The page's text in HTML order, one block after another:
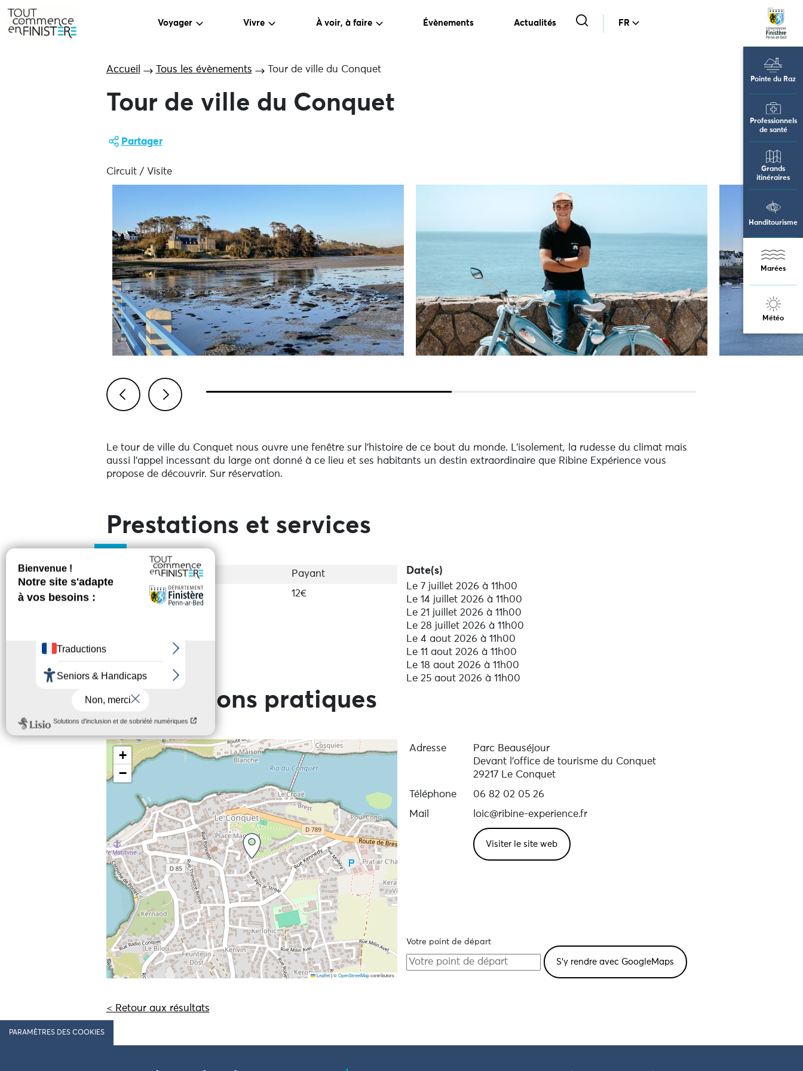
Voyager Vivre À voir, à faire Évènements Actualités FR
Pointe du Raz
Professionnels
de santé
Grands
itinéraires
Handitourisme
Marées
Météo
Accueil Tous les évènements Tour de ville du Conquet
Tour de ville du Conquet
Partager
Circuit / Visite
Le tour de ville du Conquet nous ouvre une fenêtre sur l'histoire de ce bout du monde. L'isolement, la rudesse du climat mais
aussi l'appel incessant du large ont donné à ce lieu et ses habitants un destin extraordinaire que Ribine Expérience vous
propose de découvrir. Sur réservation.
Prestations et services
Payant
Tarif de base
12€
Date(s)
Le 7 juillet 2026 à 11h00
Le 14 juillet 2026 à 11h00
Le 21 juillet 2026 à 11h00
Le 28 juillet 2026 à 11h00
Le 4 aout 2026 à 11h00
Le 11 aout 2026 à 11h00
Le 18 aout 2026 à 11h00
Le 25 aout 2026 à 11h00
Informations pratiques
+
−
Leaflet|©OpenStreetMapcontributors
Adresse
Parc Beauséjour
Devant l'office de tourisme du Conquet
29217 Le Conquet
Téléphone
06 82 02 05 26
Mail
loic@ribine-experience.fr
Visiter le site web
Votre point de départ
< Retour aux résultats
PARAMÈTRES DES COOKIES